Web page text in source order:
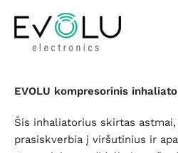
EVOLU kompresorinis
Šis inhaliatorius skirtas
prasiskverbia į viršutinius ir